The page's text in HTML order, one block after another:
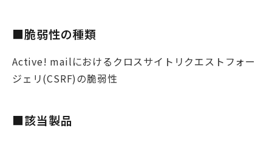
■脆弱性の種類
Active! mailにおけるクロスサイトリクエストフォー
ジェリ(CSRF)の脆弱性
■該当製品